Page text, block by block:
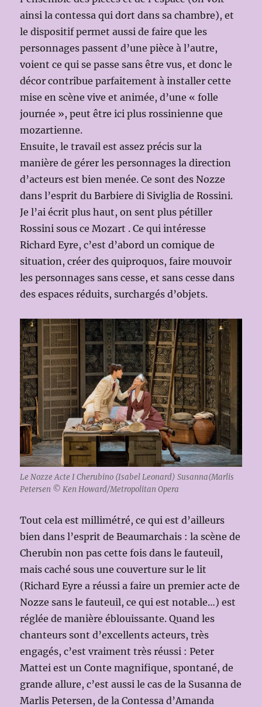
ainsi la contessa qui dort dans sa chambre), et
le dispositif permet aussi de faire que les
personnages passent d’une pièce à l’autre,
voient ce qui se passe sans être vus, et donc le
décor contribue parfaitement à installer cette
mise en scène vive et animée, d’une « folle
journée », peut être ici plus rossinienne que
mozartienne.
Ensuite, le travail est assez précis sur la
manière de gérer les personnages la direction
d’acteurs est bien menée. Ce sont des Nozze
dans l’esprit du Barbiere di Siviglia de Rossini.
Je l’ai écrit plus haut, on sent plus pétiller
Rossini sous ce Mozart . Ce qui intéresse
Richard Eyre, c’est d’abord un comique de
situation, créer des quiproquos, faire mouvoir
les personnages sans cesse, et sans cesse dans
des espaces réduits, surchargés d’objets.
Le Nozze Acte I Cherubino (Isabel Leonard) Susanna(Marlis
Petersen © Ken Howard/Metropolitan Opera
Tout cela est millimétré, ce qui est d’ailleurs
bien dans l’esprit de Beaumarchais : la scène de
Cherubin non pas cette fois dans le fauteuil,
mais caché sous une couverture sur le lit
(Richard Eyre a réussi a faire un premier acte de
Nozze sans le fauteuil, ce qui est notable…) est
réglée de manière éblouissante. Quand les
chanteurs sont d’excellents acteurs, très
engagés, c’est vraiment très réussi : Peter
Mattei est un Conte magnifique, spontané, de
grande allure, c’est aussi le cas de la Susanna de
Marlis Petersen, de la Contessa d’Amanda